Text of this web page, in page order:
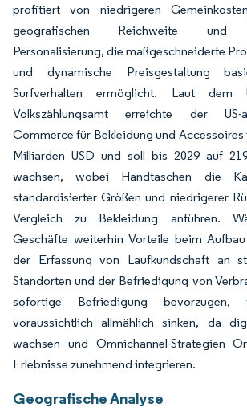
profitiert von niedrigeren
geografischen Reichweite und
Personalisierung, die maßgeschneiderte
und dynamische Preisgestaltung
Surfverhalten ermöglicht. Laut dem
Volkszählungsamt erreichte der US-
Commerce für Bekleidung und Accessoires
Milliarden USD und soll bis 2029 auf
wachsen, wobei Handtaschen die
standardisierter Größen und niedrigerer
Vergleich zu Bekleidung anführen.
Geschäfte weiterhin Vorteile beim
der Erfassung von Laufkundschaft an
Standorten und der Befriedigung von
sofortige Befriedigung
voraussichtlich allmählich sinken, da
wachsen und Omnichannel-Strategien
Erlebnisse zunehmend integrieren.
Geografische Analyse